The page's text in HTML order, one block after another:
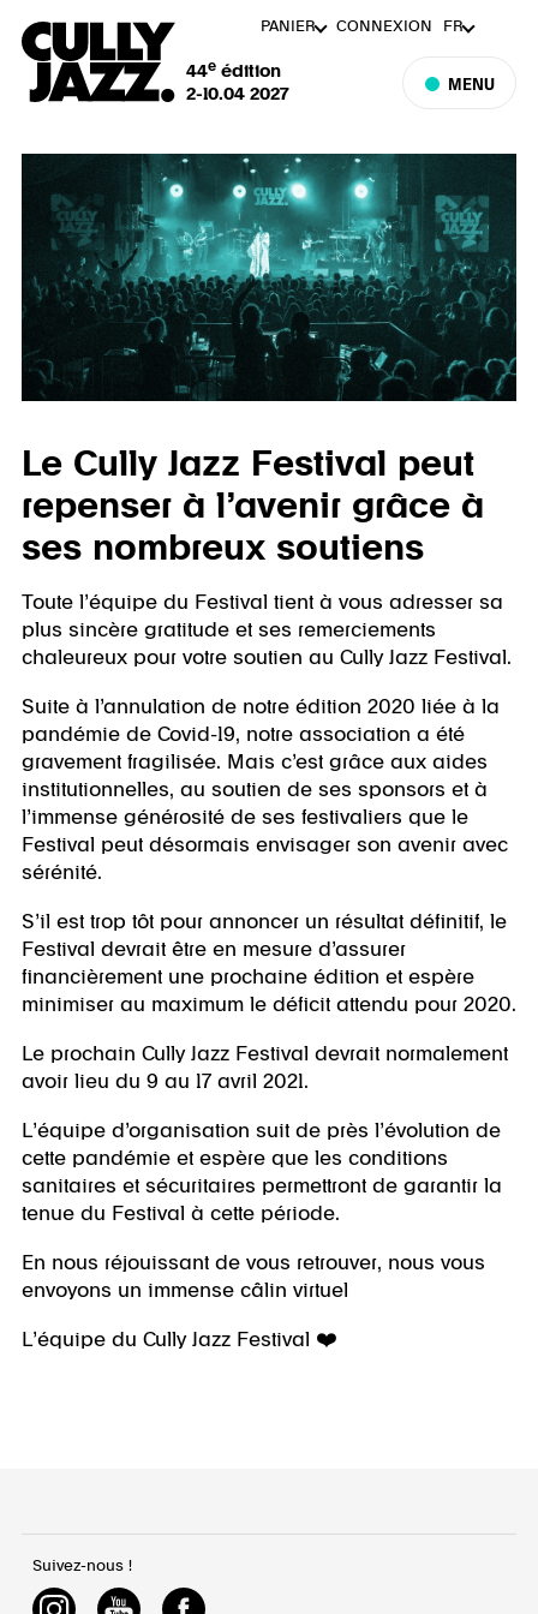
44eédition
2-10.04 2027
MENU
PANIER CONNEXION FR
Le Cully Jazz Festival peut
repenser à l’avenir grâce à
ses nombreux soutiens
Toute l’équipe du Festival tient à vous adresser sa
plus sincère gratitude et ses remerciements
chaleureux pour votre soutien au Cully Jazz Festival.
Suite à l’annulation de notre édition 2020 liée à la
pandémie de Covid-19, notre association a été
gravement fragilisée. Mais c’est grâce aux aides
institutionnelles, au soutien de ses sponsors et à
l’immense générosité de ses festivaliers que le
Festival peut désormais envisager son avenir avec
sérénité.
S’il est trop tôt pour annoncer un résultat définitif, le
Festival devrait être en mesure d’assurer
financièrement une prochaine édition et espère
minimiser au maximum le déficit attendu pour 2020.
Le prochain Cully Jazz Festival devrait normalement
avoir lieu du 9 au 17 avril 2021.
L’équipe d’organisation suit de près l’évolution de
cette pandémie et espère que les conditions
sanitaires et sécuritaires permettront de garantir la
tenue du Festival à cette période.
En nous réjouissant de vous retrouver, nous vous
envoyons un immense câlin virtuel
L’équipe du Cully Jazz Festival ❤️
Suivez-nous !